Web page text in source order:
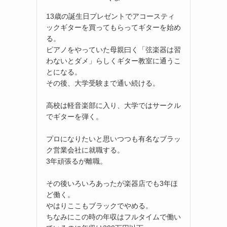
13歳の誕生日プレゼントでアコースティ
ックギターを買ってもらってギターを始め
る。
ピアノをやっていた母親曰く「弦楽器は習
わないとダメ」らしくギター教室に通うこ
とになる。
その後、大学受験まで通い続ける。
高校は軽音楽部に入り、大学ではサークル
でギターを弾く。
プロになりたいと思いつつも有名なブラッ
ク営業会社に就職する。
3年頑張るが離職。
その後いろいろあったが楽器店でも3年ほ
ど働く。
やはりここもブラックでやめる。
ちなみにこの時の年収はフルタイムで働い